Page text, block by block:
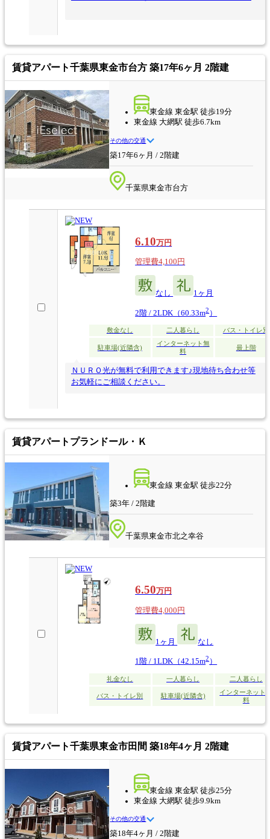
賃貸アパート千葉県東金市台方 築17年6ヶ月 2階建
東金線 東金駅 徒歩19分
東金線 大網駅 徒歩6.7km
その他の交通
築17年6ヶ月 / 2階建
千葉県東金市台方
6.10万円
管理費4,100円
なし 1ヶ月
2階 / 2LDK（60.33m2）
敷金なし 二人暮らし バス・トイレ別
駐車場(近隣含)
インターネット無
料
最上階
ＮＵＲＯ光が無料で利用できます♪現地待ち合わせ等
お気軽にご相談ください。
賃貸アパート プランドール・Ｋ
東金線 東金駅 徒歩22分
築3年 / 2階建
千葉県東金市北之幸谷
6.50万円
管理費4,000円
1ヶ月 なし
1階 / 1LDK（42.15m2）
礼金なし 一人暮らし 二人暮らし
バス・トイレ別 駐車場(近隣含)
インターネット
料
賃貸アパート千葉県東金市田間 築18年4ヶ月 2階建
東金線 東金駅 徒歩25分
東金線 大網駅 徒歩9.9km
その他の交通
築18年4ヶ月 / 2階建